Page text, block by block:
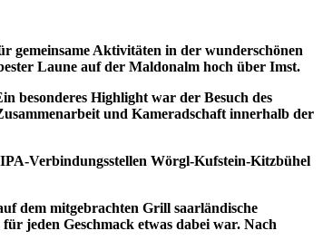
gemeinsame Aktivitäten in der wunderschönen
Laune auf der Maldonalm hoch über Imst.
besonderes Highlight war der Besuch des
und Kameradschaft innerhalb der
Verbindungsstellen Wörgl-Kufstein-Kitzbühel
dem mitgebrachten Grill saarländische
jeden Geschmack etwas dabei war. Nach